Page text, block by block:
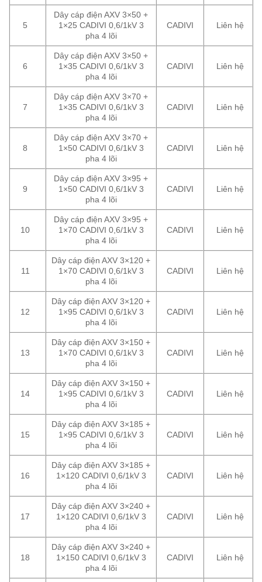
5
Dây cáp điện AXV 3×50 +
1×25 CADIVI 0,6/1kV 3
pha 4 lõi
CADIVI Liên hệ
6
Dây cáp điện AXV 3×50 +
1×35 CADIVI 0,6/1kV 3
pha 4 lõi
CADIVI Liên hệ
7
Dây cáp điện AXV 3×70 +
1×35 CADIVI 0,6/1kV 3
pha 4 lõi
CADIVI Liên hệ
8
Dây cáp điện AXV 3×70 +
1×50 CADIVI 0,6/1kV 3
pha 4 lõi
CADIVI Liên hệ
9
Dây cáp điện AXV 3×95 +
1×50 CADIVI 0,6/1kV 3
pha 4 lõi
CADIVI Liên hệ
10
Dây cáp điện AXV 3×95 +
1×70 CADIVI 0,6/1kV 3
pha 4 lõi
CADIVI Liên hệ
11
Dây cáp điện AXV 3×120 +
1×70 CADIVI 0,6/1kV 3
pha 4 lõi
CADIVI Liên hệ
12
Dây cáp điện AXV 3×120 +
1×95 CADIVI 0,6/1kV 3
pha 4 lõi
CADIVI Liên hệ
13
Dây cáp điện AXV 3×150 +
1×70 CADIVI 0,6/1kV 3
pha 4 lõi
CADIVI Liên hệ
14
Dây cáp điện AXV 3×150 +
1×95 CADIVI 0,6/1kV 3
pha 4 lõi
CADIVI Liên hệ
15
Dây cáp điện AXV 3×185 +
1×95 CADIVI 0,6/1kV 3
pha 4 lõi
CADIVI Liên hệ
16
Dây cáp điện AXV 3×185 +
1×120 CADIVI 0,6/1kV 3
pha 4 lõi
CADIVI Liên hệ
17
Dây cáp điện AXV 3×240 +
1×120 CADIVI 0,6/1kV 3
pha 4 lõi
CADIVI Liên hệ
18
Dây cáp điện AXV 3×240 +
1×150 CADIVI 0,6/1kV 3
pha 4 lõi
CADIVI Liên hệ